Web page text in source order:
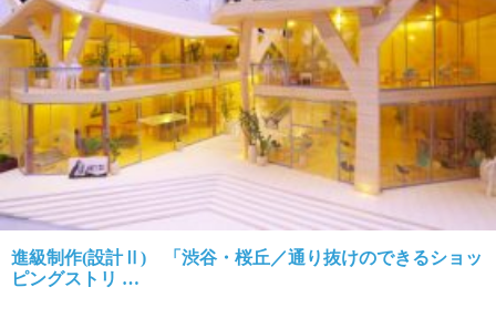
進級制作(設計Ⅱ) 「渋谷・桜丘／通り抜けのできるショッ
ピングストリ …